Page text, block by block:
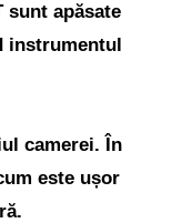
sunt apăsate
instrumentul
camerei. În
este ușor